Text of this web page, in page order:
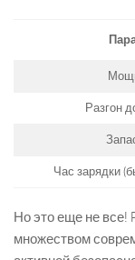
Разгон
Час зарядки
Но это еще не все!
множеством